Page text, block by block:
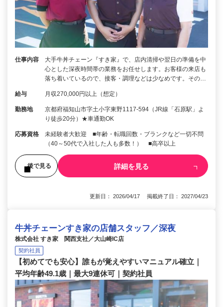
仕事内容
大手牛丼チェーン『すき家』で、店内清掃や翌日の準備を中
心とした深夜時間帯の業務をお任せします。お客様の来店も
落ち着いているので、接客・調理などは少なめです。その…
給与 月収270,000円以上（想定）
勤務地
京都府福知山市字土小字東野1117-594（JR線「石原駅」よ
り徒歩20分）★車通勤OK
応募資格
未経験者大歓迎 ■年齢・転職回数・ブランクなど一切不問
（40～50代で入社した人も多数！） ■高卒以上
後で見る 詳細を見る
更新日： 2026/04/17 掲載終了日： 2027/04/23
牛丼チェーンすき家の店舗スタッフ／深夜
株式会社 すき家 関西支社／大山崎IC店
契約社員
【初めてでも安心】誰もが覚えやすいマニュアル確立｜
平均年齢49.1歳｜最大9連休可｜契約社員